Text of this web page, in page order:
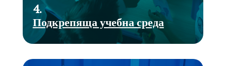
4.
Подкрепяща учебна среда